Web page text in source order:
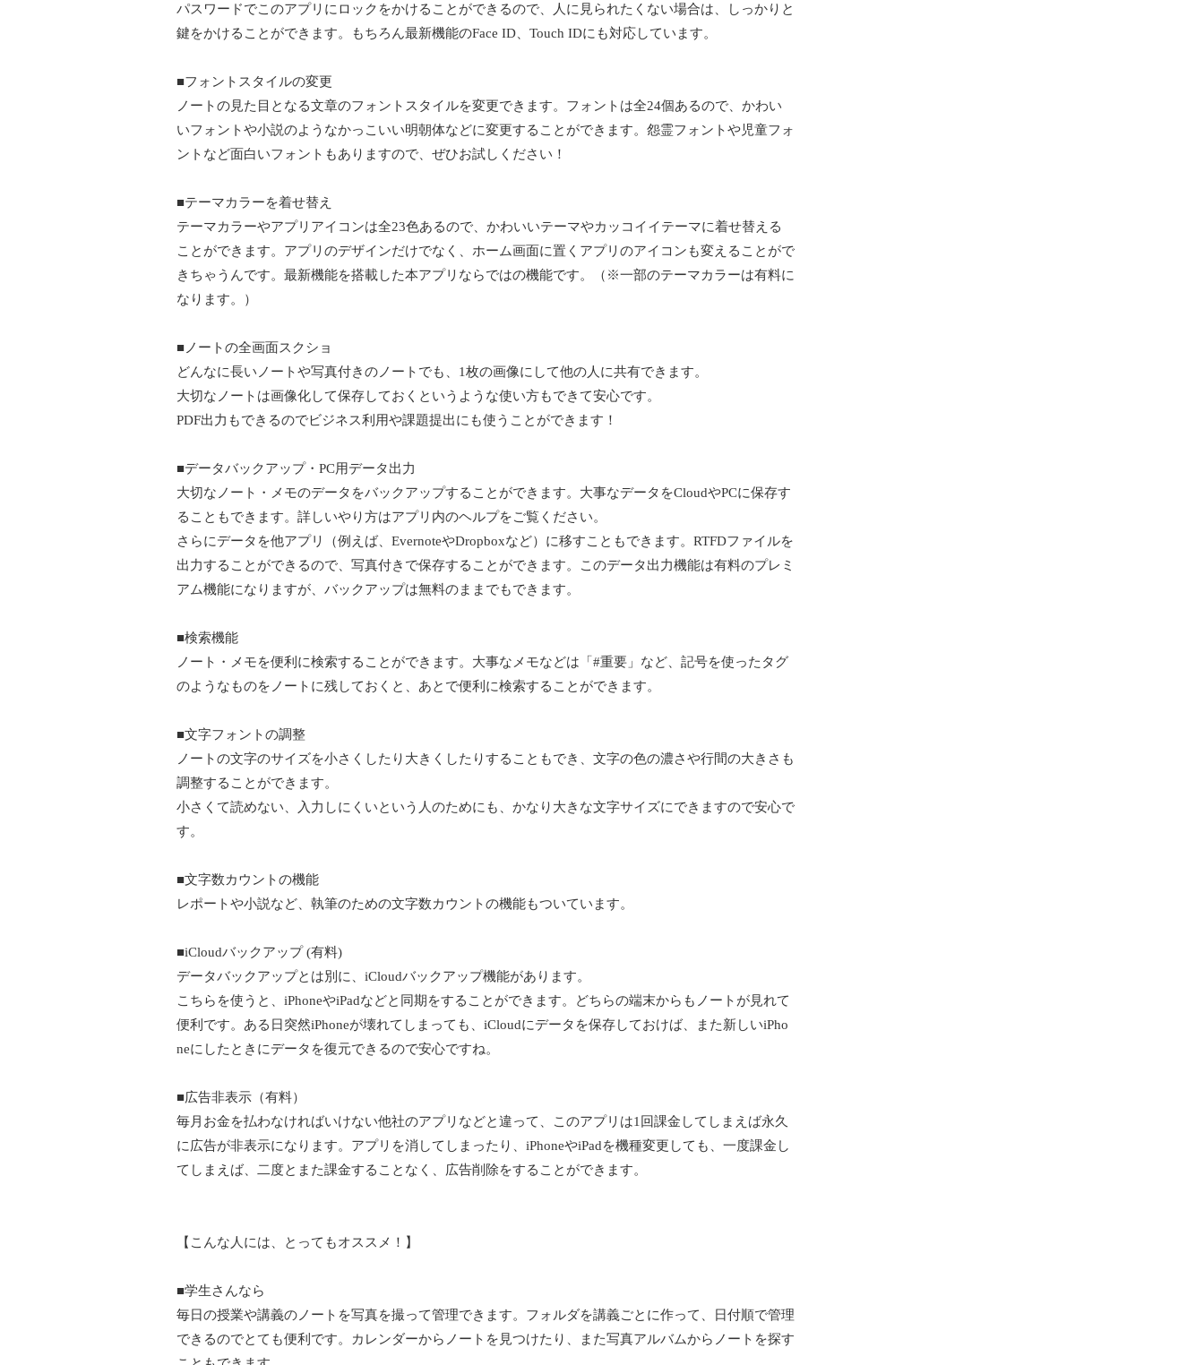
パスワードでこのアプリにロックをかけることができるので、人に見られたくない場合は、しっかりと
鍵をかけることができます。もちろん最新機能のFace ID、Touch IDにも対応しています。
■フォントスタイルの変更
ノートの見た目となる文章のフォントスタイルを変更できます。フォントは全24個あるので、かわい
いフォントや小説のようなかっこいい明朝体などに変更することができます。怨霊フォントや児童フォ
ントなど面白いフォントもありますので、ぜひお試しください！
■テーマカラーを着せ替え
テーマカラーやアプリアイコンは全23色あるので、かわいいテーマやカッコイイテーマに着せ替える
ことができます。アプリのデザインだけでなく、ホーム画面に置くアプリのアイコンも変えることがで
きちゃうんです。最新機能を搭載した本アプリならではの機能です。（※一部のテーマカラーは有料に
なります。）
■ノートの全画面スクショ
どんなに長いノートや写真付きのノートでも、1枚の画像にして他の人に共有できます。
大切なノートは画像化して保存しておくというような使い方もできて安心です。
PDF出力もできるのでビジネス利用や課題提出にも使うことができます！
■データバックアップ・PC用データ出力
大切なノート・メモのデータをバックアップすることができます。大事なデータをCloudやPCに保存す
ることもできます。詳しいやり方はアプリ内のヘルプをご覧ください。
さらにデータを他アプリ（例えば、EvernoteやDropboxなど）に移すこともできます。RTFDファイルを
出力することができるので、写真付きで保存することができます。このデータ出力機能は有料のプレミ
アム機能になりますが、バックアップは無料のままでもできます。
■検索機能
ノート・メモを便利に検索することができます。大事なメモなどは「#重要」など、記号を使ったタグ
のようなものをノートに残しておくと、あとで便利に検索することができます。
■文字フォントの調整
ノートの文字のサイズを小さくしたり大きくしたりすることもでき、文字の色の濃さや行間の大きさも
調整することができます。
小さくて読めない、入力しにくいという人のためにも、かなり大きな文字サイズにできますので安心で
す。
■文字数カウントの機能
レポートや小説など、執筆のための文字数カウントの機能もついています。
■iCloudバックアップ (有料)
データバックアップとは別に、iCloudバックアップ機能があります。
こちらを使うと、iPhoneやiPadなどと同期をすることができます。どちらの端末からもノートが見れて
便利です。ある日突然iPhoneが壊れてしまっても、iCloudにデータを保存しておけば、また新しいiPho
neにしたときにデータを復元できるので安心ですね。
■広告非表示（有料）
毎月お金を払わなければいけない他社のアプリなどと違って、このアプリは1回課金してしまえば永久
に広告が非表示になります。アプリを消してしまったり、iPhoneやiPadを機種変更しても、一度課金し
てしまえば、二度とまた課金することなく、広告削除をすることができます。
【こんな人には、とってもオススメ！】
■学生さんなら
毎日の授業や講義のノートを写真を撮って管理できます。フォルダを講義ごとに作って、日付順で管理
できるのでとても便利です。カレンダーからノートを見つけたり、また写真アルバムからノートを探す